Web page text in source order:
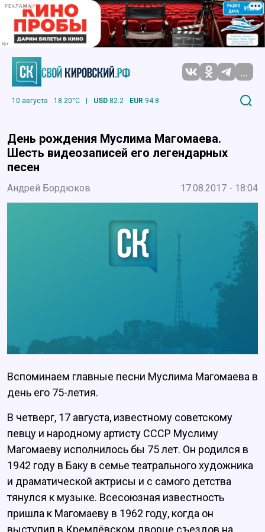
РЕКЛАМА
...
10 августа 18.20°C | USD 82.2 EUR 94.8
День рождения Муслима Магомаева.
Шесть видеозаписей его легендарных
песен
Андрей Бордюков 17.08.2017 - 18:04
Вспоминаем главные песни Муслима Магомаева в
день его 75-летия.
В четверг, 17 августа, известному советскому
певцу и народному артисту СССР Муслиму
Магомаеву исполнилось бы 75 лет. Он родился в
1942 году в Баку в семье театрального художника
и драматической актрисы и с самого детства
тянулся к музыке. Всесоюзная известность
пришла к Магомаеву в 1962 году, когда он